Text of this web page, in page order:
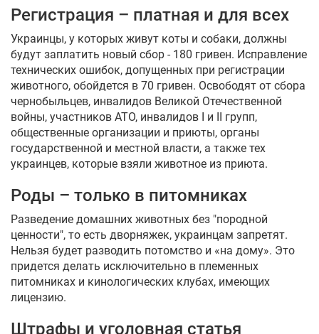
Регистрация – платная и для всех
Украинцы, у которых живут коты и собаки, должны
будут заплатить новый сбор - 180 гривен. Исправление
технических ошибок, допущенных при регистрации
животного, обойдется в 70 гривен. Освободят от сбора
чернобыльцев, инвалидов Великой Отечественной
войны, участников АТО, инвалидов I и II групп,
общественные организации и приюты, органы
государственной и местной власти, а также тех
украинцев, которые взяли животное из приюта.
Роды – только в питомниках
Разведение домашних животных без "породной
ценности", то есть дворняжек, украинцам запретят.
Нельзя будет разводить потомство и «на дому». Это
придется делать исключительно в племенных
питомниках и кинологических клубах, имеющих
лицензию.
Штрафы и уголовная статья